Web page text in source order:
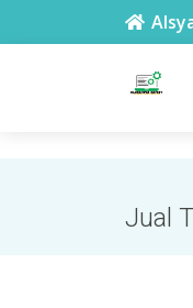
toko safety terdekat
Jual